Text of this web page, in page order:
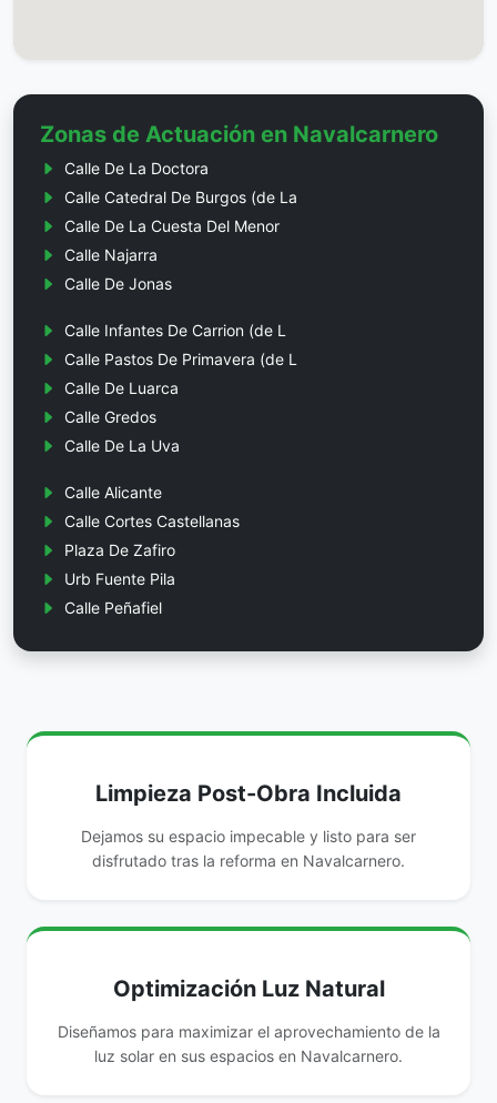
Zonas de Actuación en Navalcarnero
Calle De La Doctora
Calle Catedral De Burgos (de La
Calle De La Cuesta Del Menor
Calle Najarra
Calle De Jonas
Calle Infantes De Carrion (de L
Calle Pastos De Primavera (de L
Calle De Luarca
Calle Gredos
Calle De La Uva
Calle Alicante
Calle Cortes Castellanas
Plaza De Zafiro
Urb Fuente Pila
Calle Peñafiel
Limpieza Post-Obra Incluida
Dejamos su espacio impecable y listo para ser
disfrutado tras la reforma en Navalcarnero.
Optimización Luz Natural
Diseñamos para maximizar el aprovechamiento de la
luz solar en sus espacios en Navalcarnero.